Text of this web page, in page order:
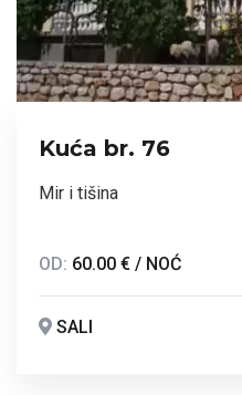
Kuća br. 76
Mir i tišina
OD: 60.00 € / NOĆ
SALI